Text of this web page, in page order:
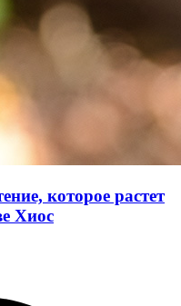
которое растет
Хиос